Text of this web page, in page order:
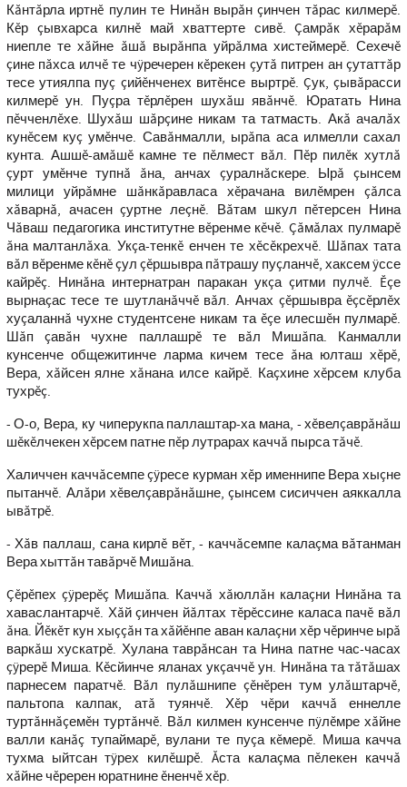
Кăнтăрла иртнĕ пулин те Нинăн вырăн çинчен тăрас килмерĕ.
Кĕр çывхарса килнĕ май хваттерте сивĕ. Çамрăк хĕрарăм
ниепле те хăйне ăшă вырăнпа уйрăлма хистеймерĕ. Сехечĕ
çине пăхса илчĕ те чÿречерен кĕрекен çутă питрен ан çутаттăр
тесе утиялпа пуç çийĕнченех витĕнсе выртрĕ. Çук, çывăрасси
килмерĕ ун. Пуçра тĕрлĕрен шухăш явăнчĕ. Юратать Нина
пĕчченлĕхе. Шухăш шăрçине никам та татмасть. Акă ачалăх
кунĕсем куç умĕнче. Савăнмалли, ырăпа аса илмелли сахал
кунта. Ашшĕ-амăшĕ камне те пĕлмест вăл. Пĕр пилĕк хутлă
çурт умĕнче тупнă ăна, анчах çуралнăскере. Ырă çынсем
милици уйрăмне шăнкăравласа хĕрачана вилĕмрен çăлса
хăварнă, ачасен çуртне леçнĕ. Вăтам шкул пĕтерсен Нина
Чăваш педагогика институтне вĕренме кĕчĕ. Çăмăлах пулмарĕ
ăна малтанлăха. Укçа-тенкĕ енчен те хĕсĕкрехчĕ. Шăпах тата
вăл вĕренме кĕнĕ çул çĕршывра пăтрашу пуçланчĕ, хаксем ÿссе
кайрĕç. Нинăна интернатран паракан укçа çитми пулчĕ. Ĕçе
вырнаçас тесе те шутланăччĕ вăл. Анчах çĕршывра ĕçсĕрлĕх
хуçаланнă чухне студентсене никам та ĕçе илесшĕн пулмарĕ.
Шăп çавăн чухне паллашрĕ те вăл Мишăпа. Канмалли
кунсенче общежитинче ларма кичем тесе ăна юлташ хĕрĕ,
Вера, хăйсен ялне хăнана илсе кайрĕ. Каçхине хĕрсем клуба
тухрĕç.
- О-о, Вера, ку чиперукпа паллаштар-ха мана, - хĕвелçаврăнăш
шĕкĕлчекен хĕрсем патне пĕр лутрарах каччă пырса тăчĕ.
Халиччен каччăсемпе çÿресе курман хĕр именнипе Вера хыçне
пытанчĕ. Алăри хĕвелçаврăнăшне, çынсем сисиччен аяккалла
ывăтрĕ.
- Хăв паллаш, сана кирлĕ вĕт, - каччăсемпе калаçма вăтанман
Вера хыттăн тавăрчĕ Мишăна.
Çĕрĕпех çÿрерĕç Мишăпа. Каччă хăюллăн калаçни Нинăна та
хаваслантарчĕ. Хăй çинчен йăлтах тĕрĕссине каласа пачĕ вăл
ăна. Йĕкĕт кун хыççăн та хăйĕнпе аван калаçни хĕр чĕринче ырă
варкăш хускатрĕ. Хулана таврăнсан та Нина патне час-часах
çÿрерĕ Миша. Кĕсйинче яланах укçаччĕ ун. Нинăна та тăтăшах
парнесем паратчĕ. Вăл пулăшнипе çĕнĕрен тум улăштарчĕ,
пальтопа калпак, атă туянчĕ. Хĕр чĕри каччă еннелле
туртăннăçемĕн туртăнчĕ. Вăл килмен кунсенче пÿлĕмре хăйне
валли канăç тупаймарĕ, вулани те пуçа кĕмерĕ. Миша качча
тухма ыйтсан тÿрех килĕшрĕ. Ăста калаçма пĕлекен каччă
хăйне чĕререн юратнине ĕненчĕ хĕр.